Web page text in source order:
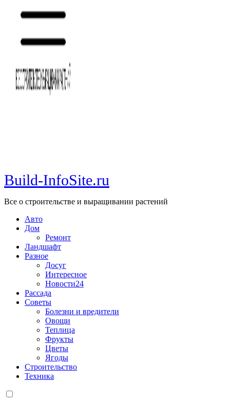
Build-InfoSite.ru
Все о строительстве и выращивании растений
Авто
Дом
Ремонт
Ландшафт
Разное
Досуг
Интересное
Новости24
Рассада
Советы
Болезни и вредители
Овощи
Теплица
Фрукты
Цветы
Ягоды
Строительство
Техника